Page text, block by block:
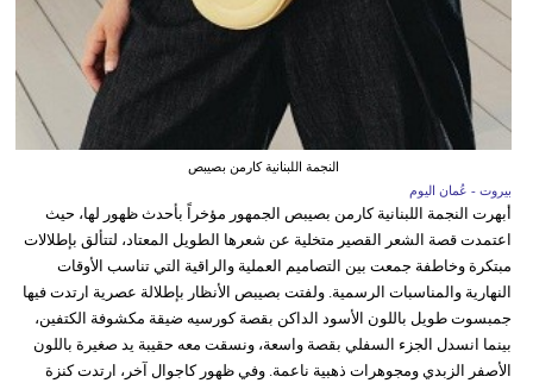
النجمة اللبنانية كارمن بصيبص
بيروت - عُمان اليوم
أبهرت النجمة اللبنانية كارمن بصيبص الجمهور مؤخراً بأحدث ظهور لها، حيث
اعتمدت قصة الشعر القصير متخلية عن شعرها الطويل المعتاد، لتتألق بإطلالات
مبتكرة وخاطفة جمعت بين التصاميم العملية والراقية التي تناسب الأوقات
النهارية والمناسبات الرسمية. ولفتت بصيبص الأنظار بإطلالة عصرية ارتدت فيها
جمبسوت طويل باللون الأسود الداكن بقصة كورسيه ضيقة مكشوفة الكتفين،
بينما انسدل الجزء السفلي بقصة واسعة، ونسقت معه حقيبة يد صغيرة باللون
الأصفر الزبدي ومجوهرات ذهبية ناعمة. وفي ظهور كاجوال آخر، ارتدت كنزة